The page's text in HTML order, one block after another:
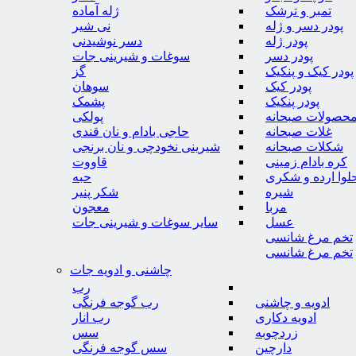
تمبر و ترشک
پودر دسر و ژله
پودر ژله
پودر دسر
پودر کیک و پنکیک
پودر کیک
پودر پنکیک
صبحانه
غلات صبحانه
شکلات صبحانه
کره بادام زمینی
ارده و شکری
شیره
مربا
عسل
تخم مرغ شانسی
تخم مرغ شانسی
ژله آماده
نی شیر
دسر نوشیدنی
سوغات و شیرینی جات
گز
سوهان
پشمک
پولکی
حاجی بادام و نان قندی
شیرینی نخودچی و نان برنجی
قاووت
حبه
شکر پنیر
معجون
سایر سوغات و شیرینی جات
چاشنی و ادویه جات
ادویه و چاشنی
ادویه دکاری
زردچوبه
دارچین
رب
رب گوجه فرنگی
رب انار
سس
سس گوجه فرنگی